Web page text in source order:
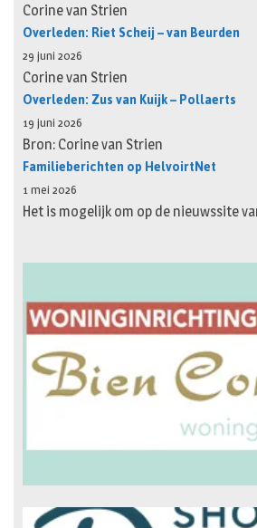
Corine van Strien
Overleden: Riet Scheij – van Beurden
29 juni 2026
Corine van Strien
Overleden: Zus van Kuijk – Pollaerts
19 juni 2026
Bron: Corine van Strien
Familieberichten op HelvoirtNet
1 mei 2026
Het is mogelijk om op de nieuwssite